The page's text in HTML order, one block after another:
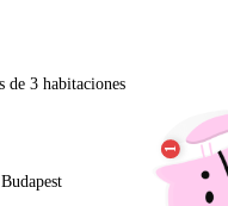
de 3 habitaciones